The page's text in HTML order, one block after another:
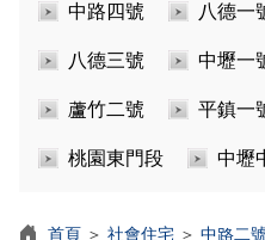
中路四號 八德一
八德三號 中壢一
蘆竹二號 平鎮一
桃園東門段 中壢
首頁 ＞ 社會住宅 ＞ 中路二